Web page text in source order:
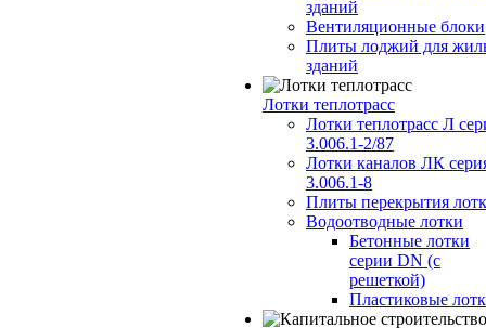
зданий
Вентиляционные блоки
Плиты лоджий для
зданий
Лотки теплотрасс
Лотки теплотрасс Л
3.006.1-2/87
Лотки каналов ЛК
3.006.1-8
Плиты перекрытия
Водоотводные лотки
Бетонные лотки
серии DN (с
решеткой)
Пластиковые